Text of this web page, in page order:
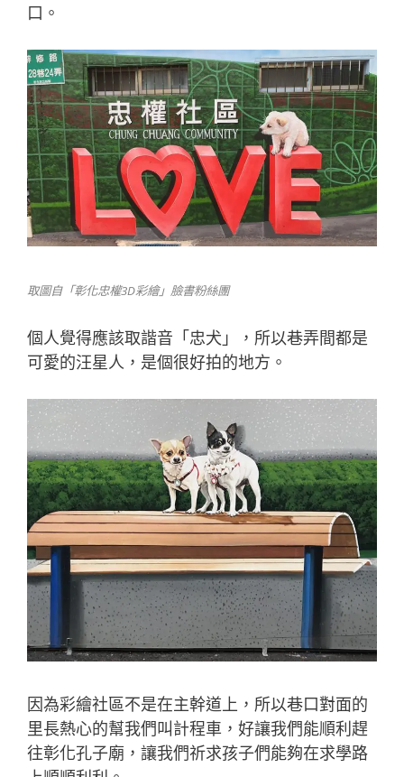
口。
取圖自「彰化忠權3D彩繪」臉書粉絲團
個人覺得應該取諧音「忠犬」，所以巷弄間都是
可愛的汪星人，是個很好拍的地方。
因為彩繪社區不是在主幹道上，所以巷口對面的
里長熱心的幫我們叫計程車，好讓我們能順利趕
往彰化孔子廟，讓我們祈求孩子們能夠在求學路